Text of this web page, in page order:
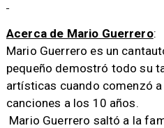
Acerca de Mario Guerrero:
Mario Guerrero es un
pequeño demostró todo su
artísticas cuando comenzó
canciones a los 10 años.
Mario Guerrero saltó a la